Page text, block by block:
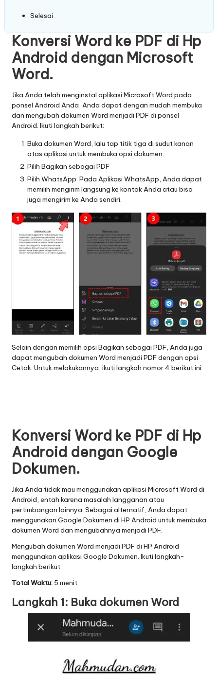
Selesai
Konversi Word ke PDF di Hp
Android dengan Microsoft
Word.
Jika Anda telah menginstal aplikasi Microsoft Word pada
ponsel Android Anda, Anda dapat dengan mudah membuka
dan mengubah dokumen Word menjadi PDF di ponsel
Android. Ikuti langkah berikut:
Buka dokumen Word, lalu tap titik tiga di sudut kanan
atas aplikasi untuk membuka opsi dokumen.
Pilih Bagikan sebagai PDF
Pilih WhatsApp. Pada Aplikasi WhatsApp, Anda dapat
memilih mengirim langsung ke kontak Anda atau bisa
juga mengirim ke Anda sendiri.
Selain dengan memilih opsi Bagikan sebagai PDF, Anda juga
dapat mengubah dokumen Word menjadi PDF dengan opsi
Cetak. Untuk melakukannya, ikuti langkah nomor 4 berikut ini.
Konversi Word ke PDF di Hp
Android dengan Google
Dokumen.
Jika Anda tidak mau menggunakan aplikasi Microsoft Word di
Android, entah karena masalah langganan atau
pertimbangan lainnya. Sebagai alternatif, Anda dapat
menggunakan Google Dokumen di HP Android untuk membuka
dokumen Word dan mengubahnya menjadi PDF.
Mengubah dokumen Word menjadi PDF di HP Android
menggunakan aplikasi Google Dokumen. Ikuti langkah-
langkah berikut:
Total Waktu: 5 menit
Langkah 1: Buka dokumen Word